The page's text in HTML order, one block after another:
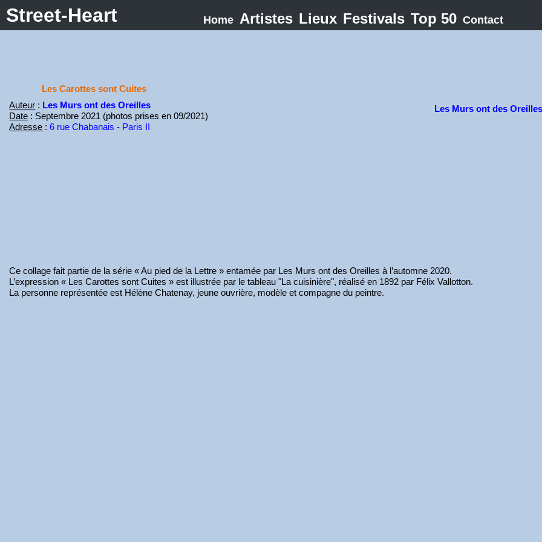
Street-Heart Home Artistes Lieux Festivals Top 50 Contact
Les Carottes sont Cuites
Auteur : Les Murs ont des Oreilles
Date : Septembre 2021 (photos prises en 09/2021)
Adresse :6 rue Chabanais - Paris II
Les Murs ont des Oreilles
Ce collage fait partie de la série « Au pied de la Lettre » entamée par Les Murs ont des Oreilles à l’automne 2020.
L’expression « Les Carottes sont Cuites » est illustrée par le tableau "La cuisinière", réalisé en 1892 par Félix Vallotton.
La personne représentée est Hélène Chatenay, jeune ouvrière, modèle et compagne du peintre.